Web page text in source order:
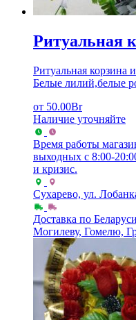
Ритуальная
Ритуальная корзина
Белые лилий,белые
от 50.00Br
Наличие уточняйте
Время работы
выходных с 8:00-
и кризис.
Сухарево, ул.
Доставка по Беларуси
Могилеву, Гомелю,